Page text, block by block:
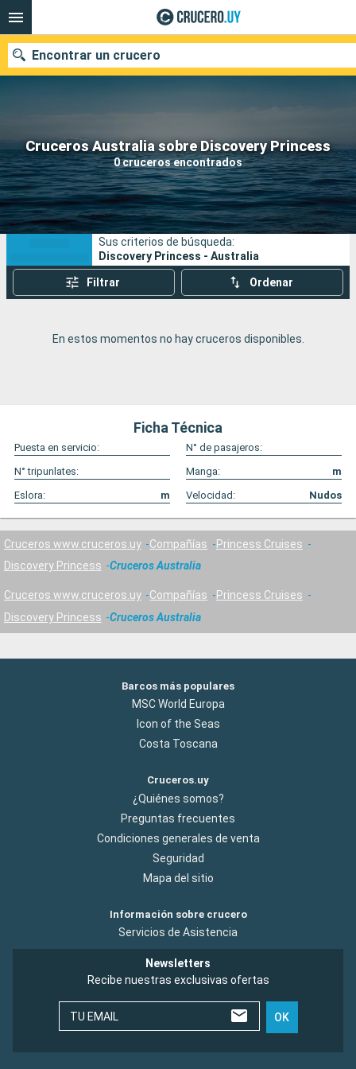
Cruceros Australia sobre Discovery Princess
0 cruceros encontrados
Encontrar un crucero
Nuestros destinos
Fecha de salida
Puertos Compañías
Buscar
Sus criterios de búsqueda:
Discovery Princess - Australia
Filtrar Ordenar
En estos momentos no hay cruceros disponibles.
Ficha Técnica
Puesta en servicio:
N° de pasajeros:
N° tripunlates:
Manga:
m
Eslora:
m Velocidad: Nudos
Cruceros www.cruceros.uy Compañías
Princess Cruises
Discovery Princess
Cruceros Australia
Cruceros www.cruceros.uy Compañías
Princess Cruises
Discovery Princess
Cruceros Australia
Barcos más populares
MSC World Europa
Icon of the Seas
Costa Toscana
Cruceros.uy
¿Quiénes somos?
Preguntas frecuentes
Condiciones generales de venta
Seguridad
Mapa del sitio
Información sobre crucero
Servicios de Asistencia
Newsletters
Recibe nuestras exclusivas ofertas
TU EMAIL OK